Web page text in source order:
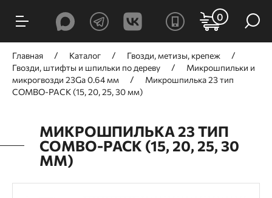
0
Главная Каталог
Гвозди, метизы, крепеж
Гвозди, штифты и шпильки по дереву
Микрошпильки и
микрогвозди 23Ga 0.64 мм
Микрошпилька 23 тип
COMBO-PACK (15, 20, 25, 30 мм)
МИКРОШПИЛЬКА 23 ТИП
COMBO-PACK (15, 20, 25, 30
ММ)